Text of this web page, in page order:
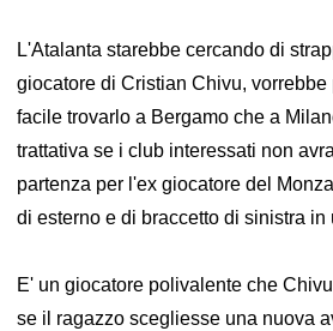
L'Atalanta starebbe cercando di
giocatore di Cristian Chivu,
facile trovarlo a Bergamo che a
trattativa se i club interessati non
partenza per l'ex giocatore del
di esterno e di braccetto di sinistra in
E' un giocatore polivalente che
se il ragazzo scegliesse una nuova